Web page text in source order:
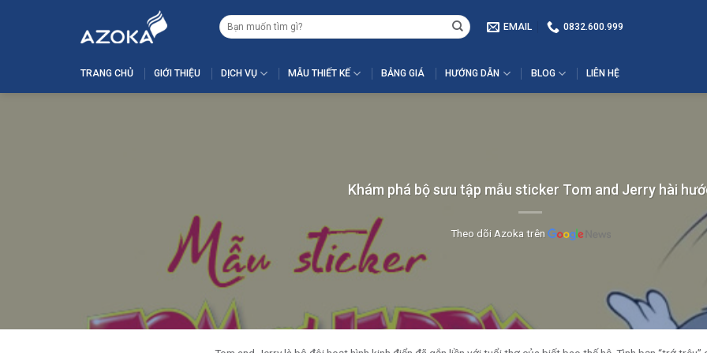
Tìm
kiếm:
EMAIL 0832.600.999
TRANG CHỦ GIỚI THIỆU DỊCH VỤ MẪU THIẾT KẾ BẢNG GIÁ HƯỚNG DẪN BLOG LIÊN HỆ
Khám phá bộ sưu tập mẫu sticker Tom and Jerry hài
Theo dõi Azoka trên